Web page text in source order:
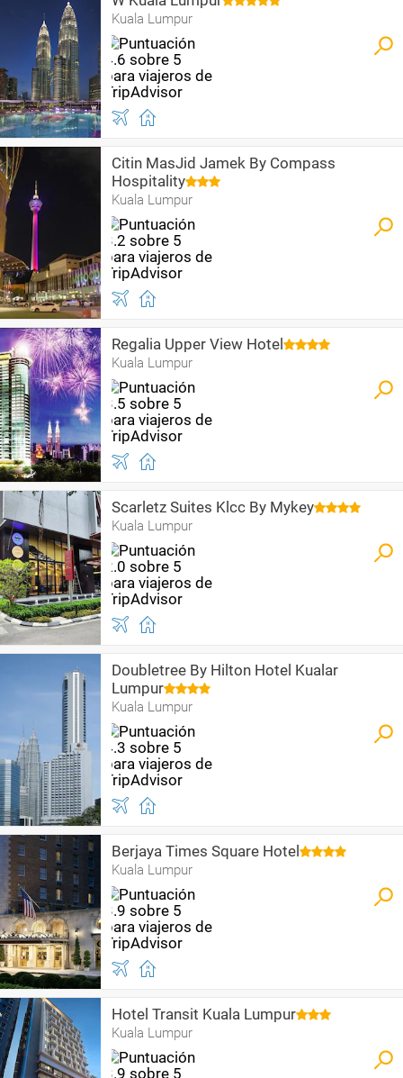
Kuala Lumpur
Citin MasJid Jamek By Compass
Hospitality
Kuala Lumpur
Regalia Upper View Hotel
Kuala Lumpur
Scarletz Suites Klcc By Mykey
Kuala Lumpur
Doubletree By Hilton Hotel Kualar
Lumpur
Kuala Lumpur
Berjaya Times Square Hotel
Kuala Lumpur
Hotel Transit Kuala Lumpur
Kuala Lumpur